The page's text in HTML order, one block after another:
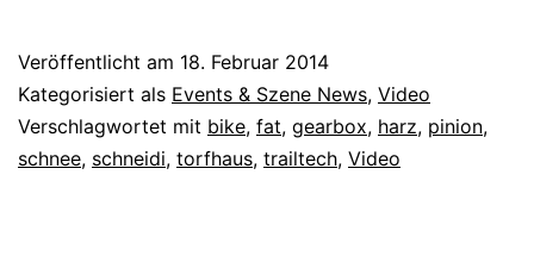
Harz
Veröffentlicht am 18. Februar 2014
Kategorisiert als Events & Szene News, Video
Verschlagwortet mit bike, fat, gearbox, harz, pinion,
schnee, schneidi, torfhaus, trailtech, Video